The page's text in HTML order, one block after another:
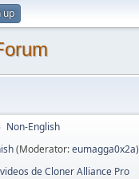
up
Non-English
(Moderator:eumagga0x2a)
de Cloner Alliance Pro